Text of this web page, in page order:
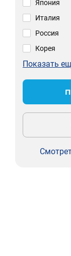
Япония
Италия
Россия
Корея
Показать